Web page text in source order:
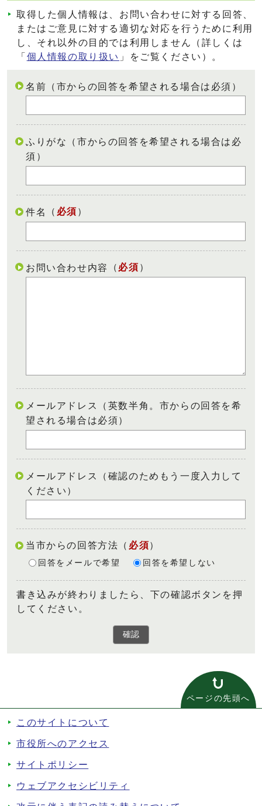
取得した個人情報は、お問い合わせに対する回答、
またはご意見に対する適切な対応を行うために利用
し、それ以外の目的では利用しません（詳しくは
「 個人情報の取り扱い 」をご覧ください）。
名前（市からの回答を希望される場合は必須）
ふりがな（市からの回答を希望される場合は必
須）
件名 （ 必須 ）
お問い合わせ内容 （ 必須 ）
メールアドレス（英数半角。市からの回答を希
望される場合は必須）
メールアドレス（確認のためもう一度入力して
ください）
当市からの回答方法 （ 必須）
回答をメールで希望 回答を希望しない
書き込みが終わりましたら、下の確認ボタンを押
してください。
確認
ページの先頭へ
このサイトについて
市役所へのアクセス
サイトポリシー
ウェブアクセシビリティ